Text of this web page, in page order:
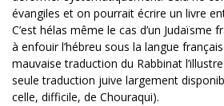
évangiles et on pourrait écrire un livre
C’est hélas même le cas d’un Judaïsme
à enfouir l’hébreu sous la langue
mauvaise traduction du Rabbinat
seule traduction juive largement
celle, difficile, de Chouraqui).